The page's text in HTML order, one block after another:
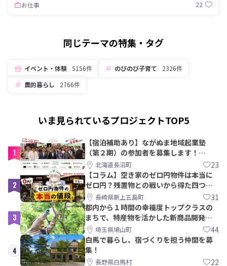
お仕事
22
同じテーマの特集・タグ
イベント・体験 5156件 のびのび子育て
2326件
農的暮らし
2766件
いま見られているプロジェクトTOP5
1
【宿泊補助あり】ながぬま地域起業塾
（第２期）の参加者を募集します！
【8/21〆】
北海道長沼町 23
2
【コラム】空き家のゼロ円物件は本当に
ゼロ円？残置物との戦いから得た四つの
教訓｜新上五島町
長崎県新上五島町 31
3
都内から１時間の幸福度トップクラスの
まちで、特産物を活かした新商品開発＆
PRメンバー募集！
埼玉県鳩山町 44
4
白馬で暮らし、宿づくりを担う仲間を募
集！
長野県白馬村 22